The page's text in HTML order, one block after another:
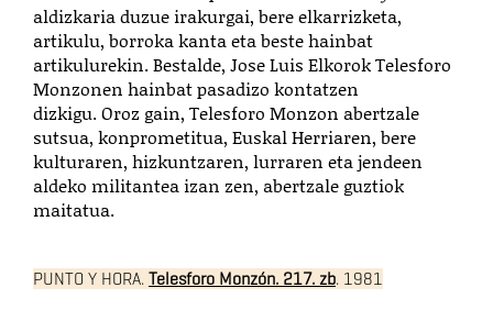
aldizkaria duzue irakurgai, bere elkarrizketa,
artikulu, borroka kanta eta beste hainbat
artikulurekin. Bestalde, Jose Luis Elkorok Telesforo
Monzonen hainbat pasadizo kontatzen
dizkigu. Oroz gain, Telesforo Monzon abertzale
sutsua, konprometitua, Euskal Herriaren, bere
kulturaren, hizkuntzaren, lurraren eta jendeen
aldeko militantea izan zen, abertzale guztiok
maitatua.
PUNTO Y HORA. Telesforo Monzón. 217. zb. 1981